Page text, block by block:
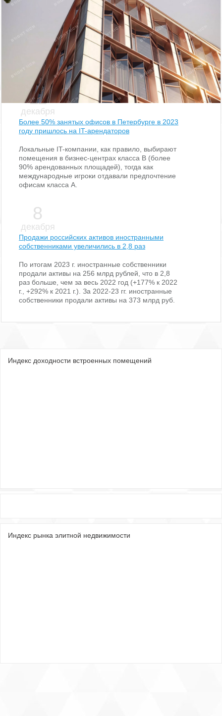
Индекс доходности встроенных помещений
Индекс рынка элитной недвижимости
О том,как офис становится инструментом маркетинга,
игроки рынка недвижимости говорили в рамках
дискуссии «Офис как инструмент HR и маркетинга».
Редактор сайта Дата:17 декабря 2019 г.
Новости
11
декабря
Более 50% занятых офисов в Петербурге в 2023
году пришлось на IT-арендаторов
Локальные IT-компании, как правило, выбирают
помещения в бизнес-центрах класса В (более
90% арендованных площадей), тогда как
международные игроки отдавали предпочтение
офисам класса А.
8
декабря
Продажи российских активов иностранными
собственниками увеличились в 2,8 раз
По итогам 2023 г. иностранные собственники
продали активы на 256 млрд рублей, что в 2,8
раз больше, чем за весь 2022 год (+177% к 2022
г., +292% к 2021 г.). За 2022-23 гг. иностранные
собственники продали активы на 373 млрд руб.